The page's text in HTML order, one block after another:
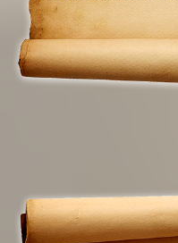
zielsliefde,
relatieproblemen,